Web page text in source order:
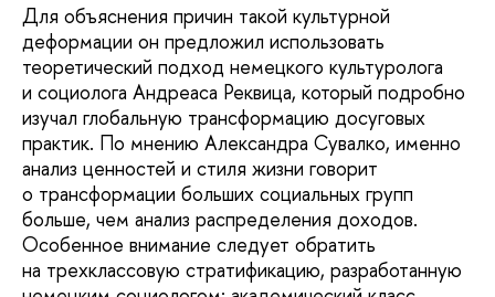
Для объяснения причин такой культурной
деформации он предложил использовать
теоретический подход немецкого культуролога
и социолога Андреаса Реквица, который подробно
изучал глобальную трансформацию досуговых
практик. По мнению Александра Сувалко, именно
анализ ценностей и стиля жизни говорит
о трансформации больших социальных групп
больше, чем анализ распределения доходов.
Особенное внимание следует обратить
на трехклассовую стратификацию, разработанную